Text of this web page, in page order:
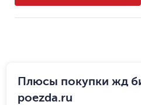
Плюсы покупки жд
poezda.ru